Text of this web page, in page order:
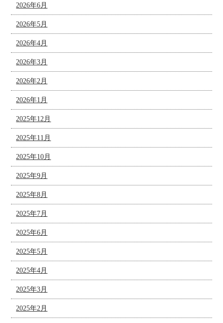
2026年6月
2026年5月
2026年4月
2026年3月
2026年2月
2026年1月
2025年12月
2025年11月
2025年10月
2025年9月
2025年8月
2025年7月
2025年6月
2025年5月
2025年4月
2025年3月
2025年2月